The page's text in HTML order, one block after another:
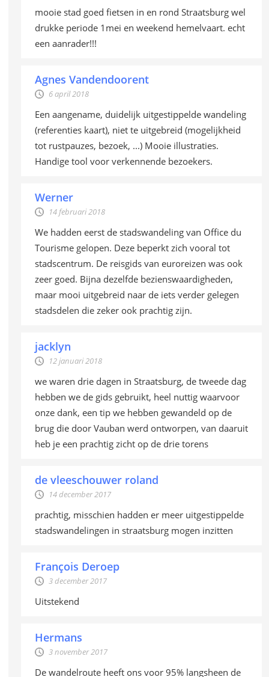
mooie stad goed fietsen in en rond Straatsburg wel
drukke periode 1mei en weekend hemelvaart. echt
een aanrader!!!
Agnes Vandendoorent
6 april 2018
Een aangename, duidelijk uitgestippelde wandeling
(referenties kaart), niet te uitgebreid (mogelijkheid
tot rustpauzes, bezoek, ...) Mooie illustraties.
Handige tool voor verkennende bezoekers.
Werner
14 februari 2018
We hadden eerst de stadswandeling van Office du
Tourisme gelopen. Deze beperkt zich vooral tot
stadscentrum. De reisgids van euroreizen was ook
zeer goed. Bijna dezelfde bezienswaardigheden,
maar mooi uitgebreid naar de iets verder gelegen
stadsdelen die zeker ook prachtig zijn.
jacklyn
12 januari 2018
we waren drie dagen in Straatsburg, de tweede dag
hebben we de gids gebruikt, heel nuttig waarvoor
onze dank, een tip we hebben gewandeld op de
brug die door Vauban werd ontworpen, van daaruit
heb je een prachtig zicht op de drie torens
de vleeschouwer roland
14 december 2017
prachtig, misschien hadden er meer uitgestippelde
stadswandelingen in straatsburg mogen inzitten
François Deroep
3 december 2017
Uitstekend
Hermans
3 november 2017
De wandelroute heeft ons voor 95% langsheen de